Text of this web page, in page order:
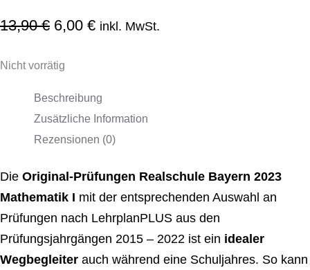
13,90€ 6,00 € inkl. MwSt.
Nicht vorrätig
Beschreibung
Zusätzliche Information
Rezensionen (0)
Die Original-Prüfungen Realschule Bayern 2023
Mathematik I mit der entsprechenden Auswahl an
Prüfungen nach LehrplanPLUS aus den
Prüfungsjahrgängen 2015 – 2022 ist ein idealer
Wegbegleiter auch während eine Schuljahres. So kann